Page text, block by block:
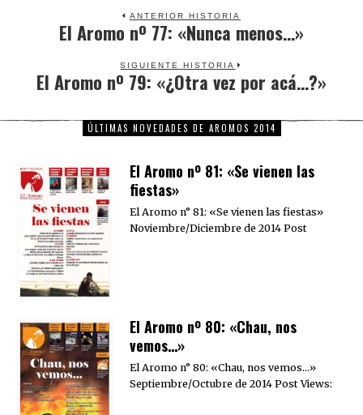
ANTERIOR HISTORIA
Previous
El Aromo nº 77: «Nunca menos…»
SIGUIENTE HISTORIA
Next
El Aromo nº 79: «¿Otra vez por acá…?»
ÚLTIMAS NOVEDADES DE AROMOS 2014
El Aromo nº 81: «Se vienen las
fiestas»
El Aromo n° 81: «Se vienen las fiestas»
Noviembre/Diciembre de 2014 Post
El Aromo nº 80: «Chau, nos
vemos…»
El Aromo n° 80: «Chau, nos vemos…»
Septiembre/Octubre de 2014 Post Views: